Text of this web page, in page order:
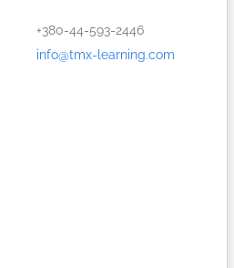
+380-44-593-2446
info@tmx-learning.com